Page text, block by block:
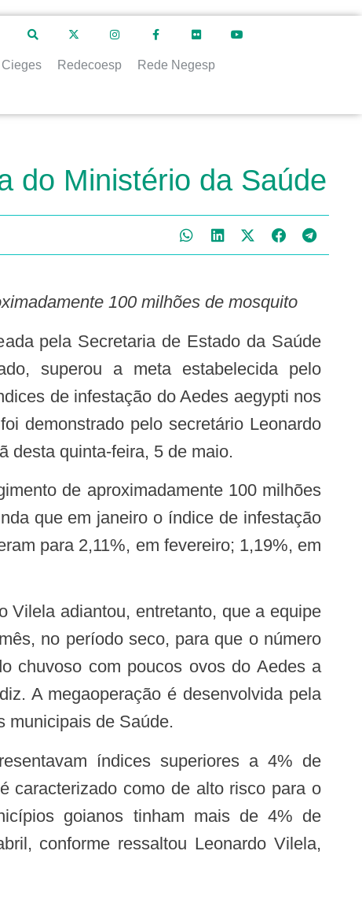
Cieges Redecoesp Rede Negesp
do Ministério da Saúde
100 milhões de mosquito
pela Secretaria de Estado da Saúde
superou a meta estabelecida pelo
de infestação do Aedes aegypti nos
demonstrado pelo secretário Leonardo
desta quinta-feira, 5 de maio.
que em janeiro o índice de infestação
para 2,11%, em fevereiro; 1,19%, em
no período seco, para que o número
chuvoso com poucos ovos do Aedes a
A megaoperação é desenvolvida pela
municipais de Saúde.
caracterizado como de alto risco para o
goianos tinham mais de 4% de
conforme ressaltou Leonardo Vilela,